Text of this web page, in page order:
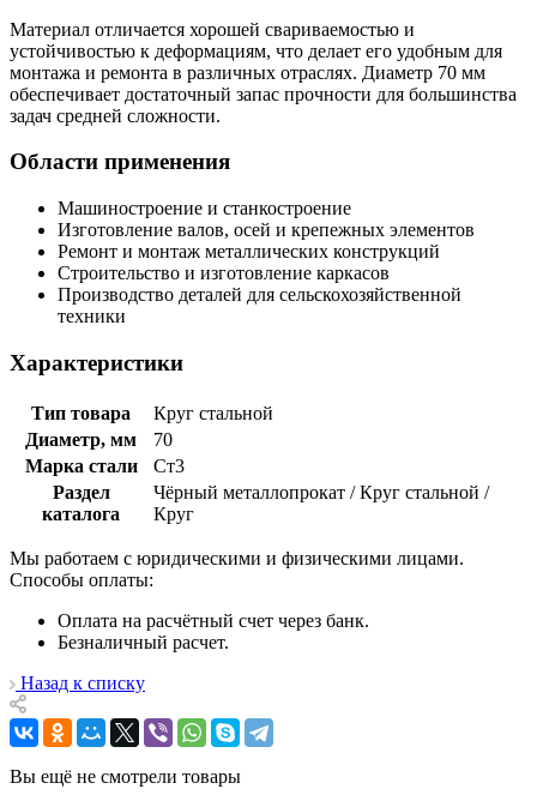
Материал отличается хорошей свариваемостью и
устойчивостью к деформациям, что делает его удобным для
монтажа и ремонта в различных отраслях. Диаметр 70 мм
обеспечивает достаточный запас прочности для большинства
задач средней сложности.
Области применения
Машиностроение и станкостроение
Изготовление валов, осей и крепежных элементов
Ремонт и монтаж металлических конструкций
Строительство и изготовление каркасов
Производство деталей для сельскохозяйственной
техники
Характеристики
Тип товара
Круг стальной
Диаметр, мм
70
Марка стали
Ст3
Раздел
каталога
Чёрный металлопрокат / Круг стальной /
Круг
Мы работаем с юридическими и физическими лицами.
Способы оплаты:
Оплата на расчётный счет через банк.
Безналичный расчет.
Назад к списку
Вы ещё не смотрели товары